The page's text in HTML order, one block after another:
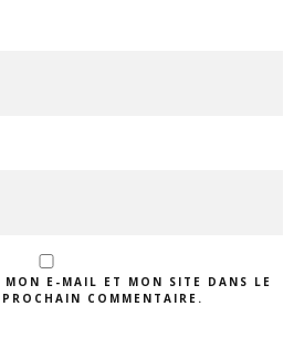
MON E-MAIL ET MON SITE DANS LE
COMMENTAIRE.